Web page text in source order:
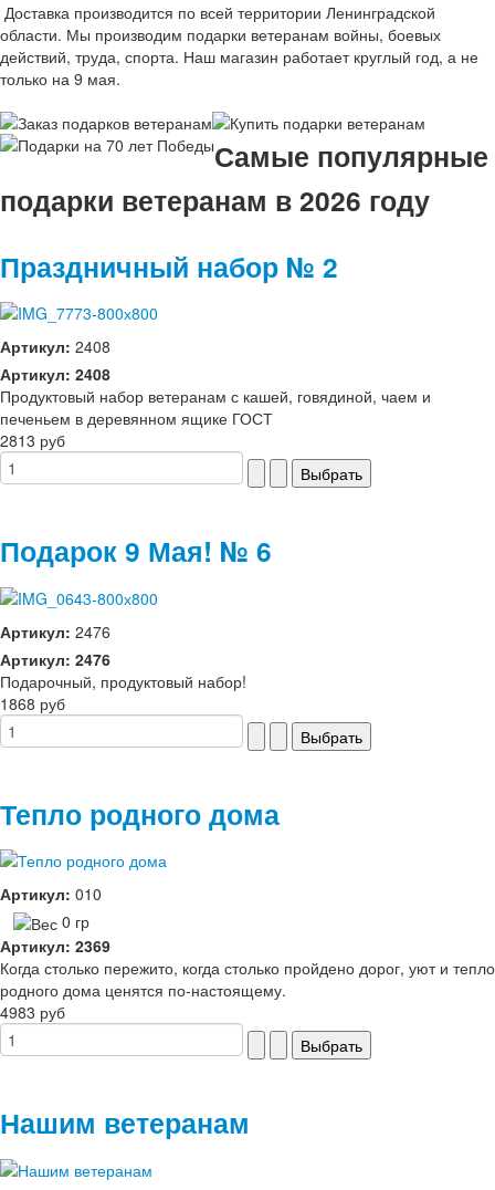
Доставка производится по всей территории Ленинградской
области. Мы производим подарки ветеранам войны, боевых
действий, труда, спорта. Наш магазин работает круглый год, а не
только на 9 мая.
Самые популярные
подарки ветеранам в 2026 году
Праздничный набор № 2
Артикул: 2408
Артикул: 2408
Продуктовый набор ветеранам с кашей, говядиной, чаем и
печеньем в деревянном ящике ГОСТ
2813 руб
Подарок 9 Мая! № 6
Артикул: 2476
Артикул: 2476
Подарочный, продуктовый набор!
1868 руб
Тепло родного дома
Артикул: 010
0 гр
Артикул: 2369
Когда столько пережито, когда столько пройдено дорог, уют и тепло
родного дома ценятся по-настоящему.
4983 руб
Нашим ветеранам